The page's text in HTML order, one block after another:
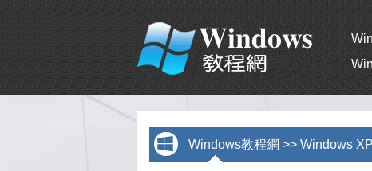
Windows教程網 >> Windows